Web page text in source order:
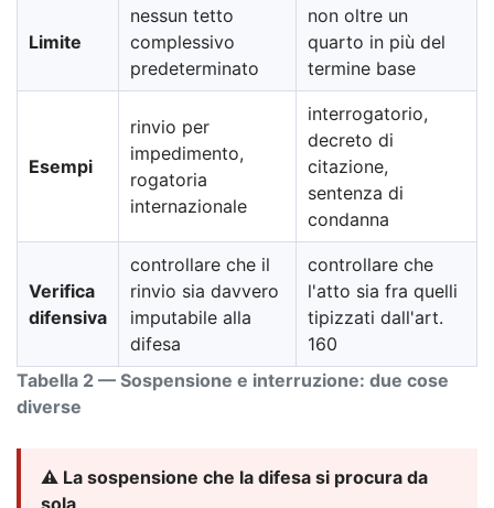
Tabella 2 — Sospensione e interruzione: due cose
diverse
Limite
nessun tetto
complessivo
predeterminato
non oltre un
quarto in più del
termine base
Esempi
rinvio per
impedimento,
rogatoria
internazionale
interrogatorio,
decreto di
citazione,
sentenza di
condanna
Verifica
difensiva
controllare che il
rinvio sia davvero
imputabile alla
difesa
controllare che
l'atto sia fra quelli
tipizzati dall'art.
160
⚠️ La sospensione che la difesa si procura da
sola